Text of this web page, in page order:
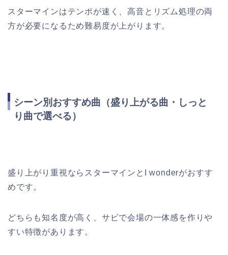
スターマインはテンポが速く、高音とリズム処理の両
方が必要になるため難易度が上がります。
シーン別おすすめ曲（盛り上がる曲・しっと
り曲で選べる）
盛り上がり重視ならスターマインとI wonderがおすす
めです。
どちらも知名度が高く、サビで会場の一体感を作りや
すい特徴があります。